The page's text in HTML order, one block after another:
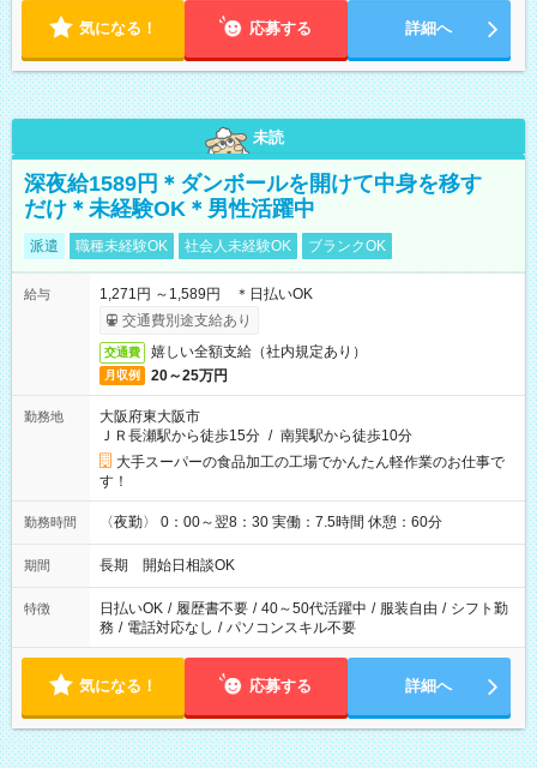
時30分～13時45分／午後15時45分～19時30分
気になる！ 応募する 詳細へ
未読
深夜給1589円＊ダンボールを開けて中身を移す
だけ＊未経験OK＊男性活躍中
派遣 職種未経験OK 社会人未経験OK ブランクOK
給与
1,271円 ～1,589円 ＊日払いOK
交通費別途支給あり
交通費 嬉しい全額支給（社内規定あり）
月収例 20～25万円
勤務地
大阪府東大阪市
ＪＲ長瀬駅から徒歩15分 / 南巽駅から徒歩10分
大手スーパーの食品加工の工場でかんたん軽作業のお仕事で
す！
勤務時間 〈夜勤〉 0：00～翌8：30 実働：7.5時間 休憩：60分
期間 長期 開始日相談OK
特徴 日払いOK / 履歴書不要 / 40～50代活躍中 / 服装自由 / シフト勤
務 / 電話対応なし / パソコンスキル不要
気になる！ 応募する 詳細へ